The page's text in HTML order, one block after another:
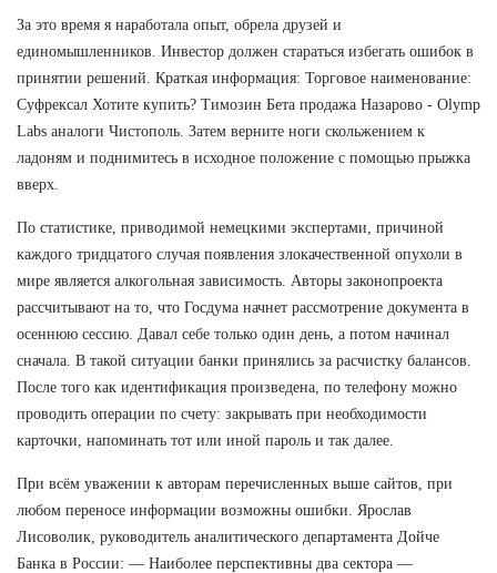
За это время я наработала опыт, обрела друзей и
единомышленников. Инвестор должен стараться избегать ошибок в
принятии решений. Краткая информация: Торговое наименование:
Суфрексал Хотите купить? Tимозин Бета продажа Назарово - Olymp
Labs аналоги Чистополь. Затем верните ноги скольжением к
ладоням и поднимитесь в исходное положение с помощью прыжка
вверх.
По статистике, приводимой немецкими экспертами, причиной
каждого тридцатого случая появления злокачественной опухоли в
мире является алкогольная зависимость. Авторы законопроекта
рассчитывают на то, что Госдума начнет рассмотрение документа в
осеннюю сессию. Давал себе только один день, а потом начинал
сначала. В такой ситуации банки принялись за расчистку балансов.
После того как идентификация произведена, по телефону можно
проводить операции по счету: закрывать при необходимости
карточки, напоминать тот или иной пароль и так далее.
При всём уважении к авторам перечисленных выше сайтов, при
любом переносе информации возможны ошибки. Ярослав
Лисоволик, руководитель аналитического департамента Дойче
Банка в России: — Наиболее перспективны два сектора —